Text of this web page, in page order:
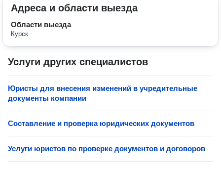
Адреса и области выезда
Области выезда
Курск
Услуги других специалистов
Юристы для внесения изменений в учредительные
документы компании
Составление и проверка юридических документов
Услуги юристов по проверке документов и договоров